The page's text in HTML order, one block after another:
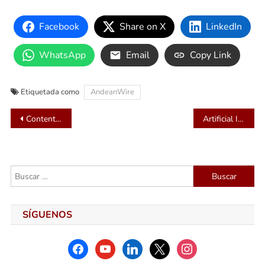
Facebook Share on X LinkedIn
WhatsApp Email Copy Link
Etiquetada como AndeanWire
Navegación
entradas
ContentEngine lança nova fonte de renda para jornais, revistas e serviços de notícias na América Latina, Portugal e Espanha. Artificial Intelligence – is it about to change my industry?
Buscar:
SÍGUENOS
facebookyoutubelinkedinx instagram